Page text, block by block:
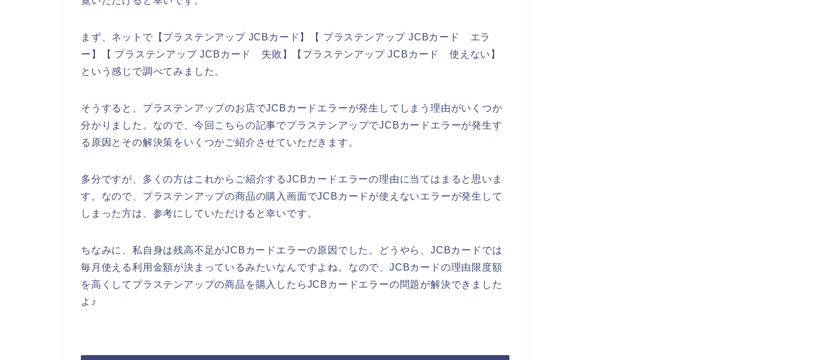
まず、ネットで【プラステンアップ JCBカード】【 プラステンアップ JCBカード エラ
ー】【 プラステンアップ JCBカード 失敗】【プラステンアップ JCBカード 使えない】
という感じで調べてみました。
そうすると、プラステンアップのお店でJCBカードエラーが発生してしまう理由がいくつか
分かりました。なので、今回こちらの記事でプラステンアップでJCBカードエラーが発生す
る原因とその解決策をいくつかご紹介させていただきます。
多分ですが、多くの方はこれからご紹介するJCBカードエラーの理由に当てはまると思いま
す。なので、プラステンアップの商品の購入画面でJCBカードが使えないエラーが発生して
しまった方は、参考にしていただけると幸いです。
ちなみに、私自身は残高不足がJCBカードエラーの原因でした。どうやら、JCBカードでは
毎月使える利用金額が決まっているみたいなんですよね。なので、JCBカードの理由限度額
を高くしてプラステンアップの商品を購入したらJCBカードエラーの問題が解決できました
よ♪